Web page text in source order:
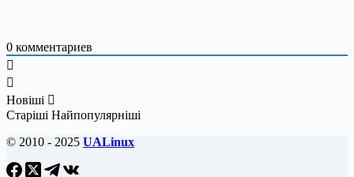
0 комментариев
Новіші
Старіші Найпопулярніші
© 2010 - 2025 UALinux